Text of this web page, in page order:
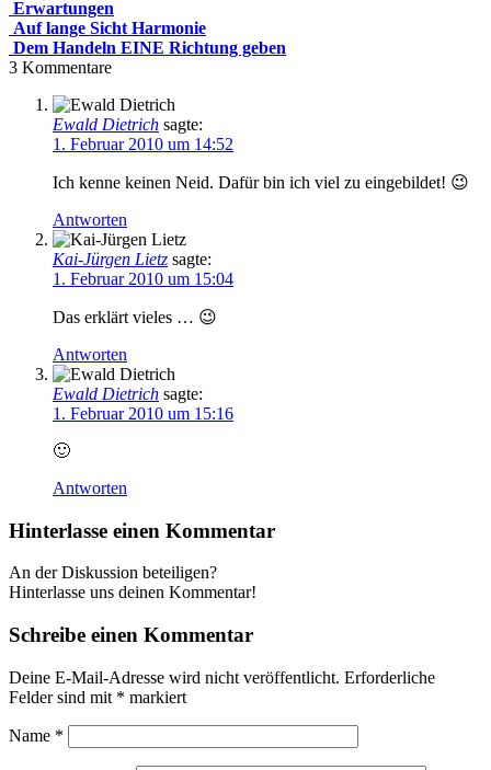
Erwartungen
Auf lange Sicht Harmonie
Dem Handeln EINE Richtung geben
3 Kommentare
Ewald Dietrich sagte:
1. Februar 2010 um 14:52
Ich kenne keinen Neid. Dafür bin ich viel zu eingebildet! 😉
Antworten
Kai-Jürgen Lietz sagte:
1. Februar 2010 um 15:04
Das erklärt vieles … 😉
Antworten
Ewald Dietrich sagte:
1. Februar 2010 um 15:16
🙂
Antworten
Hinterlasse einen Kommentar
An der Diskussion beteiligen?
Hinterlasse uns deinen Kommentar!
Schreibe einen Kommentar
Deine E-Mail-Adresse wird nicht veröffentlicht. Erforderliche
Felder sind mit * markiert
Name *